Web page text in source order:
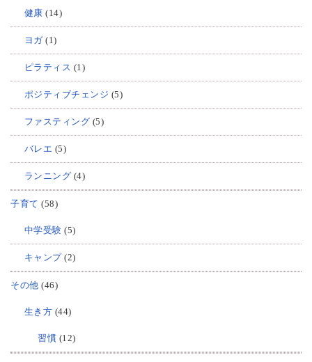
健康 (14)
ヨガ(1)
ピラティス (1)
ポジティブチェンジ (5)
ファスティング (5)
バレエ (5)
ランニング (4)
子育て (58)
中学受験 (5)
キャンプ(2)
その他 (46)
生き方 (44)
習慣 (12)